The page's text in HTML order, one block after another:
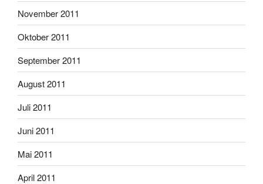
November 2011
Oktober 2011
September 2011
August 2011
Juli 2011
Juni 2011
Mai 2011
April 2011